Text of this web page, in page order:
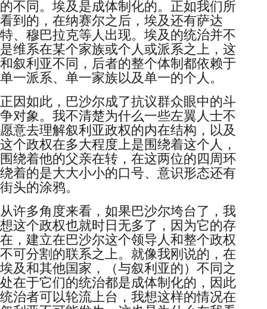
的不同。埃及是成体制化的。正如我们所
看到的，在纳赛尔之后，埃及还有萨达
特、穆巴拉克等人出现。埃及的统治并不
是维系在某个家族或个人或派系之上，这
和叙利亚不同，后者的整个体制都依赖于
单一派系、单一家族以及单一的个人。
正因如此，巴沙尔成了抗议群众眼中的斗
争对象。我不清楚为什么一些左翼人士不
愿意去理解叙利亚政权的内在结构，以及
这个政权在多大程度上是围绕着这个人，
围绕着他的父亲在转，在这两位的四周环
绕着的是大大小小的口号、意识形态还有
街头的涂鸦。
从许多角度来看，如果巴沙尔垮台了，我
想这个政权也就时日无多了，因为它的存
在，建立在巴沙尔这个领导人和整个政权
不可分割的联系之上。就像我刚说的，在
埃及和其他国家，（与叙利亚的）不同之
处在于它们的统治都是成体制化的，因此
统治者可以轮流上台，我想这样的情况在